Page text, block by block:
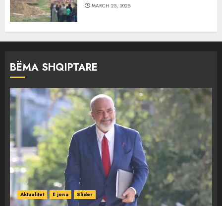
MARCH 25, 2025
BËMA SHQIPTARE
Aktualitet E jona Slider